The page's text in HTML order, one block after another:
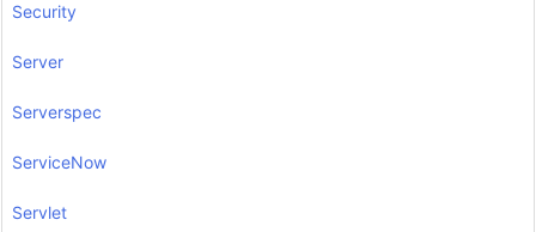
Security
Server
Serverspec
ServiceNow
Servlet